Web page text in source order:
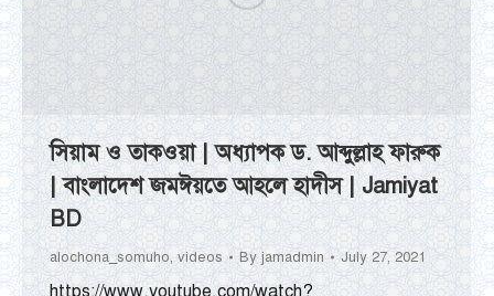
সিয়াম ও তাকওয়া | অধ্যাপক ড. আব্দুল্লাহ ফারুক
| বাংলাদেশ জমঈয়তে আহলে হাদীস | Jamiyat
BD
alochona_somuho, videos By jamadmin July 27, 2021
https://www.youtube.com/watch?